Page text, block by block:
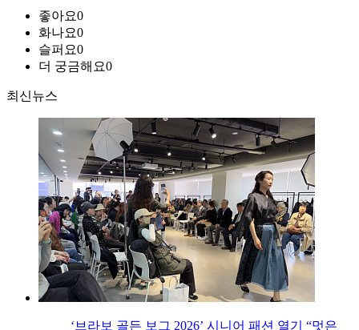
좋아요0
화나요0
슬퍼요0
더 궁금해요0
최신뉴스
‘브라보 골든 보그 2026’ 시니어 패션 열기 “멋은